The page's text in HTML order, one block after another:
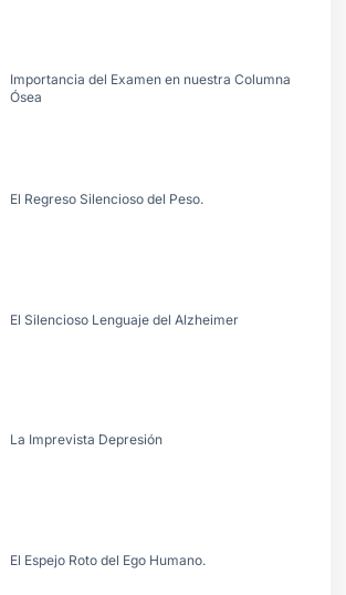
Importancia del Examen en nuestra Columna
Ósea
El Regreso Silencioso del Peso.
El Silencioso Lenguaje del Alzheimer
La Imprevista Depresión
El Espejo Roto del Ego Humano.